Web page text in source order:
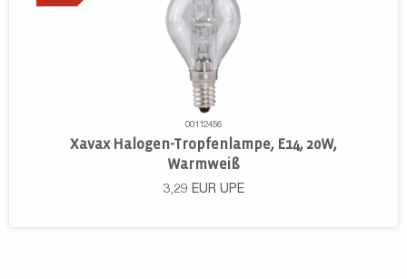
00112456
Xavax Halogen-Tropfenlampe, E14, 20W,
Warmweiß
3,29 EUR UPE